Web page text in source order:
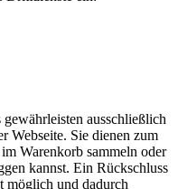
ausschließlich
Webseite. Sie dienen zum
Warenkorb sammeln oder
kannst. Ein Rückschluss
möglich und dadurch